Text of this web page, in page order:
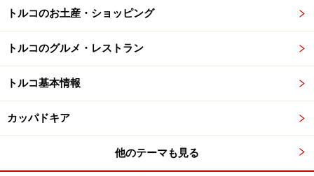
いいです Iyiyim （イイイム）
ヌズ）
いいです Iyiyim （イイイム）
ありがとう Tesekkur ederim （テシェキュレデリム）
これは、毎日トルコ人がびっくりするほど何度も繰り返
トルコのお土産・ショッピング
トルコのグルメ・レストラン
トルコ基本情報
カッパドキア
他のテーマも見る